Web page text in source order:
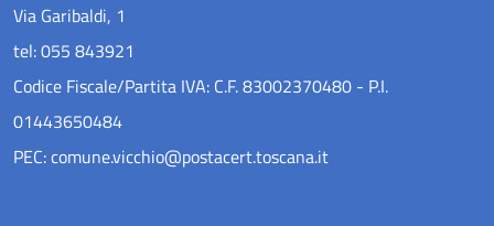
Via Garibaldi, 1
tel: 055 843921
Codice Fiscale/Partita IVA: C.F. 83002370480 - P.I.
01443650484
PEC: comune.vicchio@postacert.toscana.it